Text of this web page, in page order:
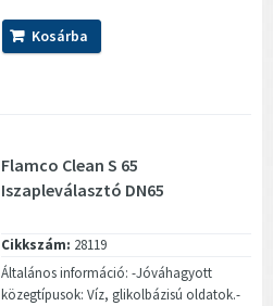
Kosárba
Flamco Clean S 65
Iszapleválasztó DN65
Cikkszám: 28119
Általános információ: -Jóváhagyott
közegtípusok: Víz, glikolbázisú oldatok.-